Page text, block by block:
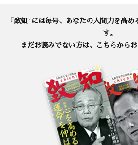
『致知』には毎号、あなたの人間力を高
す。
まだお読みでない方は、こちらからお